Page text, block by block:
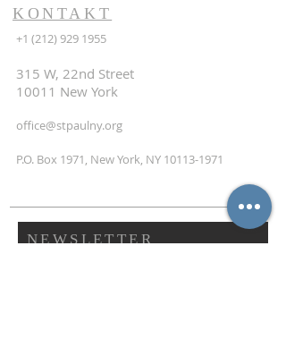
KONTAKT
+1 (212) 929 1955
315 W, 22nd Street
10011 New York
office@stpaulny.org
P.O. Box 1971, New York, NY 10113-1971
NEWSLETTER